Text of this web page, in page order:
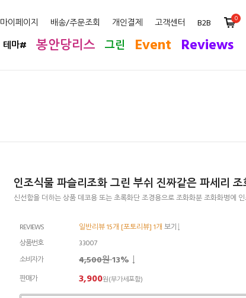
마이페이지 배송/주문조회 개인결제 고객센터 B2B 0
테마# 봉안당리스 그린 Event Reviews
인조식물 파슬리조화 그린 부쉬 진짜같은 파세리 조
신선함을 더하는 상품 데코용 또는 초록화단 조경용으로 조화화분 조화화병에
REVIEWS 일반리뷰 15개 [포토리뷰] 1개 보기↓
상품번호
33007
소비자가
4,500원13% ↓
판매가 3,900원(부가세포함)